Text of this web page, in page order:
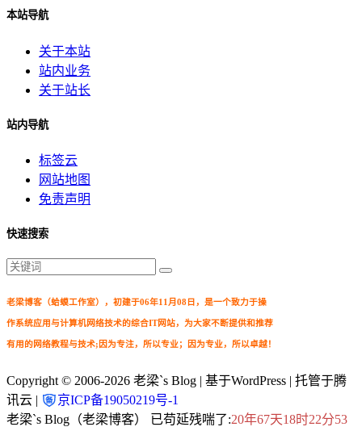
本站导航
关于本站
站内业务
关于站长
站内导航
标签云
网站地图
免责声明
快速搜索
老梁博客（蛤蟆工作室），初建于06年11月08日，是一个致力于操
作系统应用与计算机网络技术的综合IT网站，为大家不断提供和推荐
有用的网络教程与技术;因为专注，所以专业；因为专业，所以卓越！
Copyright © 2006-2026 老梁`s Blog | 基于WordPress | 托管于腾
讯云 |
京ICP备19050219号-1
老梁`s Blog（老梁博客） 已苟延残喘了:20年67天18时22分53